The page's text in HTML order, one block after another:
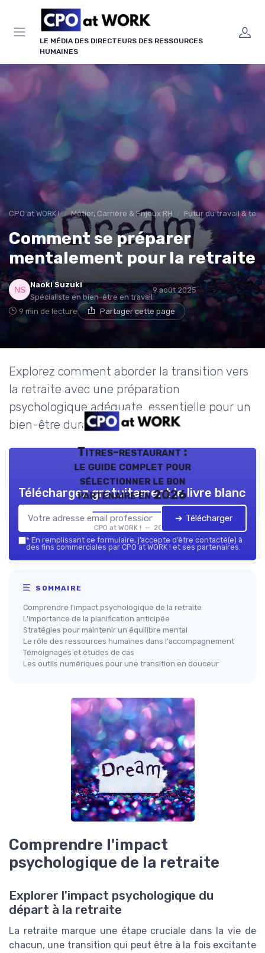
LE MÉDIA DES DIRECTEURS DES RESSOURCES
HUMAINES
CPO at WORK ! Métier, Carrière & Enjeux RH Futur du travail &
Comment se préparer
mentalement pour la retraite
Naoki Suzuki
Spécialiste en bien-être en travail
9 août 2025
9 min de lecture Partager cette page
Explorez comment aborder la transition vers
la retraite avec une préparation
psychologique adéquate, essentielle pour un
bien-être durable.
Titres-restaurant :
le guide complet pour
sélectionner le bon
partenaire en 2026
CPO at WORK ! — 2026
Téléchargez gratuitement le livre blanc
➔ Télécharger
* En remplissant ce formulaire, j’accepte d’être contacté(e) à
des fins commerciales par CPO at WORK ! et ses partenaires.
SOMMAIRE
Comprendre l'impact psychologique de la retraite
L'importance de la planification anticipée
Stratégies pour maintenir un équilibre mental
Le rôle des ressources humaines dans l'accompagnement
Témoignages et études de cas
Les outils numériques pour une transition en douceur
Comprendre l'impact
psychologique de la retraite
Explorer l'impact psychologique du
départ à la retraite
La retraite marque une étape cruciale dans la vie de
chacun, une transition qui peut être à la fois excitante
Panneau de gestion des cookies